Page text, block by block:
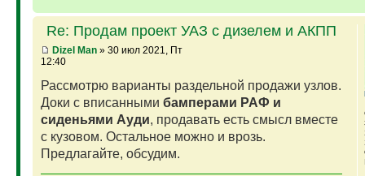
Re: Продам проект УАЗ с дизелем и АКПП
Dizel Man» 30 июл 2021, Пт
12:40
Рассмотрю варианты раздельной продажи узлов.
Доки с вписанными бамперами РАФ и
сиденьями Ауди, продавать есть смысл вместе
с кузовом. Остальное можно и врозь.
Предлагайте, обсудим.